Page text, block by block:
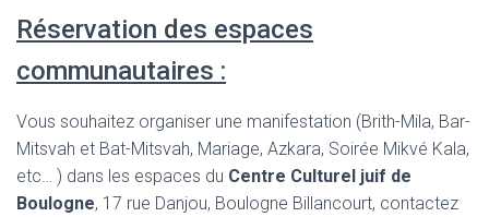
Réservation des espaces
communautaires :
Vous souhaitez organiser une manifestation (Brith-Mila, Bar-
Mitsvah et Bat-Mitsvah, Mariage, Azkara, Soirée Mikvé Kala,
etc… ) dans les espaces du Centre Culturel juif de
Boulogne, 17 rue Danjou, Boulogne Billancourt, contactez